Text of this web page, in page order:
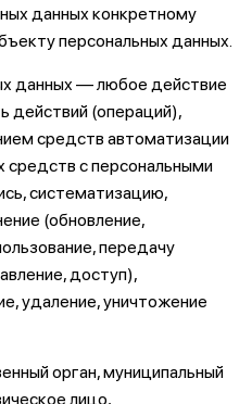
данных конкретному
персональных данных.
данных — любое действие
действий (операций),
средств автоматизации
средств с персональными
систематизацию,
(обновление,
передачу
доступ),
удаление, уничтожение
орган, муниципальный
лицо,